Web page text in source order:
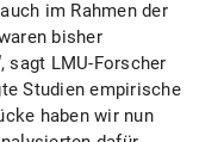
im Rahmen der
bisher
sagt LMU-Forscher
Studien empirische
haben wir nun